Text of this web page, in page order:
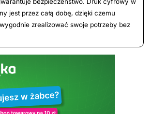
jest przez całą dobę, dzięki czemu
zrealizować swoje potrzeby bez